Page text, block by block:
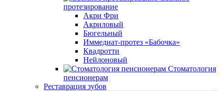
протезирование
Акри Фри
Акриловый
Бюгельный
Иммедиат-протез «Бабочка»
Квадротти
Нейлоновый
Стоматология
пенсионерам
Реставрация зубов